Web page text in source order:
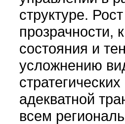
структуре.
прозрачности,
состояния и
усложнению
адекватной
всем